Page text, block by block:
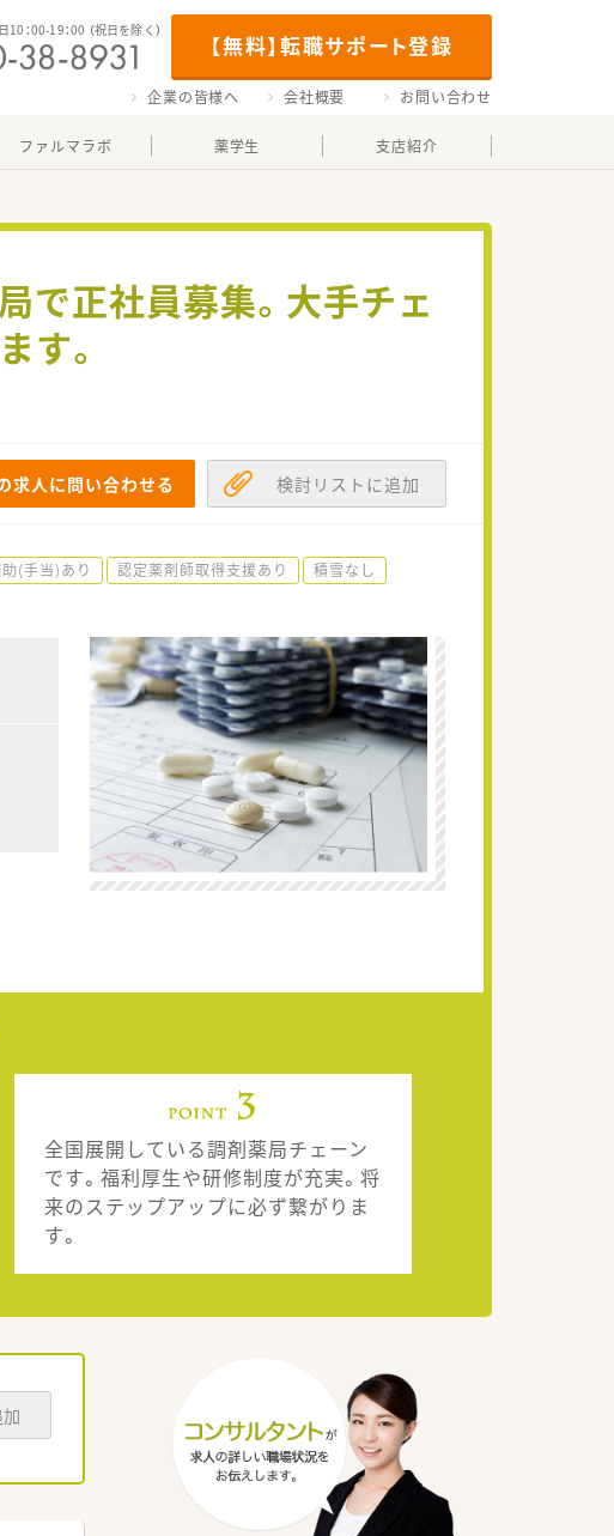
【無料】転職サポート登録
10：00-19：00 （祝日を除く）
企業の皆様へ 会社概要 お問い合わせ
ファルマラボ 薬学生 支店紹介
で正社員募集。大手チェ
す。
求人に問い合わせる 検討リストに追加
(手当)あり 認定薬剤師取得支援あり
積雪なし
全国展開している調剤薬局チェーン
です。福利厚生や研修制度が充実。将
来のステップアップに必ず繋がりま
す。